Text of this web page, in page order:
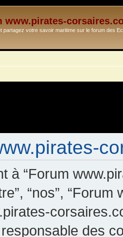
www.pirates-
partagez votre savoir maritime sur le forum des
à “Forum
“nos”,
des